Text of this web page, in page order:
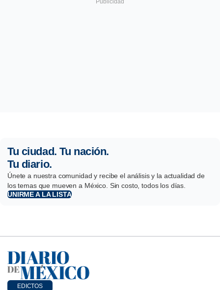
Tu ciudad. Tu nación.
Tu diario.
Únete a nuestra comunidad y recibe el análisis y la actualidad de
los temas que mueven a México. Sin costo, todos los días.
UNIRME A LA LISTA
EDICTOS